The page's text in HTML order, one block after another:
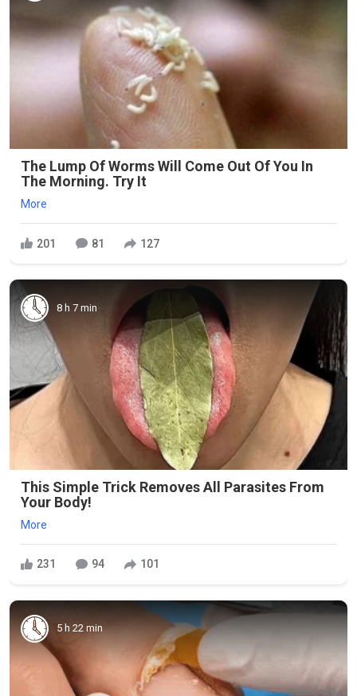
The Lump Of Worms Will Come Out Of You In
The Morning. Try It
More
201 81 127
8 h 7 min
This Simple Trick Removes All Parasites From
Your Body!
More
231 94 101
5 h 22 min